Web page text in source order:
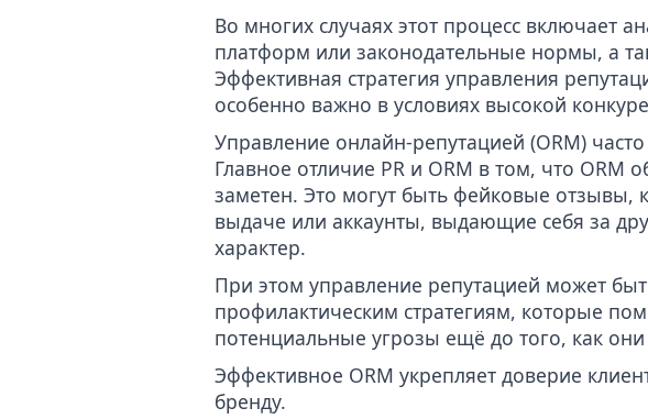
Во многих случаях этот процесс включает
платформ или законодательные нормы, а
Эффективная стратегия управления
особенно важно в условиях высокой
Управление онлайн-репутацией (ORM)
Главное отличие PR и ORM в том, что ORM
заметен. Это могут быть фейковые отзывы,
выдаче или аккаунты, выдающие себя за
характер.
При этом управление репутацией может
профилактическим стратегиям, которые
потенциальные угрозы ещё до того, как
Эффективное ORM укрепляет доверие
бренду.